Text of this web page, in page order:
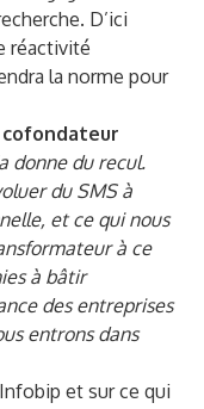
D’ici
réactivité
la norme pour
donne du recul.
du SMS à
et ce qui nous
à ce
à bâtir
des entreprises
entrons dans
et sur ce qui